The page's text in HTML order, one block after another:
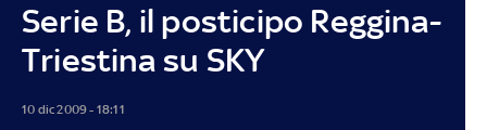
Serie B, il posticipo Reggina-
Triestina su SKY
10 dic 2009 - 18:11